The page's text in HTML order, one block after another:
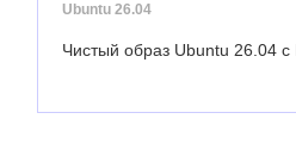
Ubuntu 26.04
Чистый образ Ubuntu 26.04 с